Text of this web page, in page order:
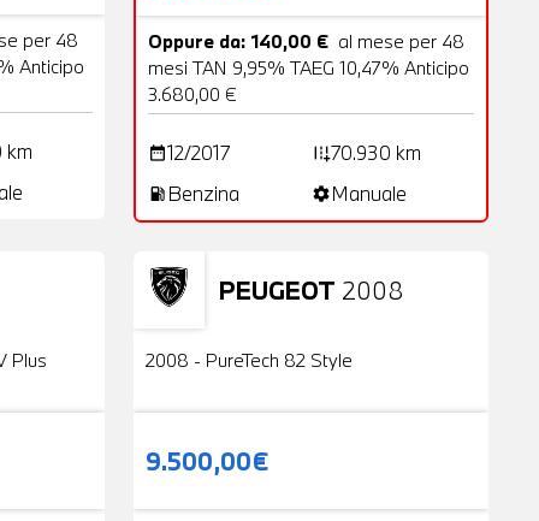
per 48
Anticipo
km
Oppure da: 140,00 € al mese per 48
mesi TAN 9,95% TAEG 10,47% Anticipo
3.680,00 €
date_range12/2017 add_road70.930 km
local_gas_station Benzina settingsManuale
Plus
PEUGEOT 2008
Usato
2008 - PureTech 82 Style
9.500,00€